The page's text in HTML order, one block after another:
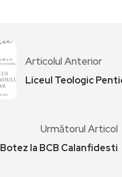
Articolul Anterior
Liceul Teologic
Următorul Articol
Botez la BCB Calanfidesti